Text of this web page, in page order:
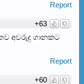
Report
+63
අවරුදු ගානකට
Report
+60